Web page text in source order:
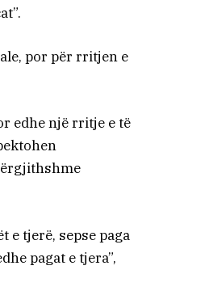
por për rritjen e
edhe një rritje e të
e tjerë, sepse paga
pagat e tjera”,